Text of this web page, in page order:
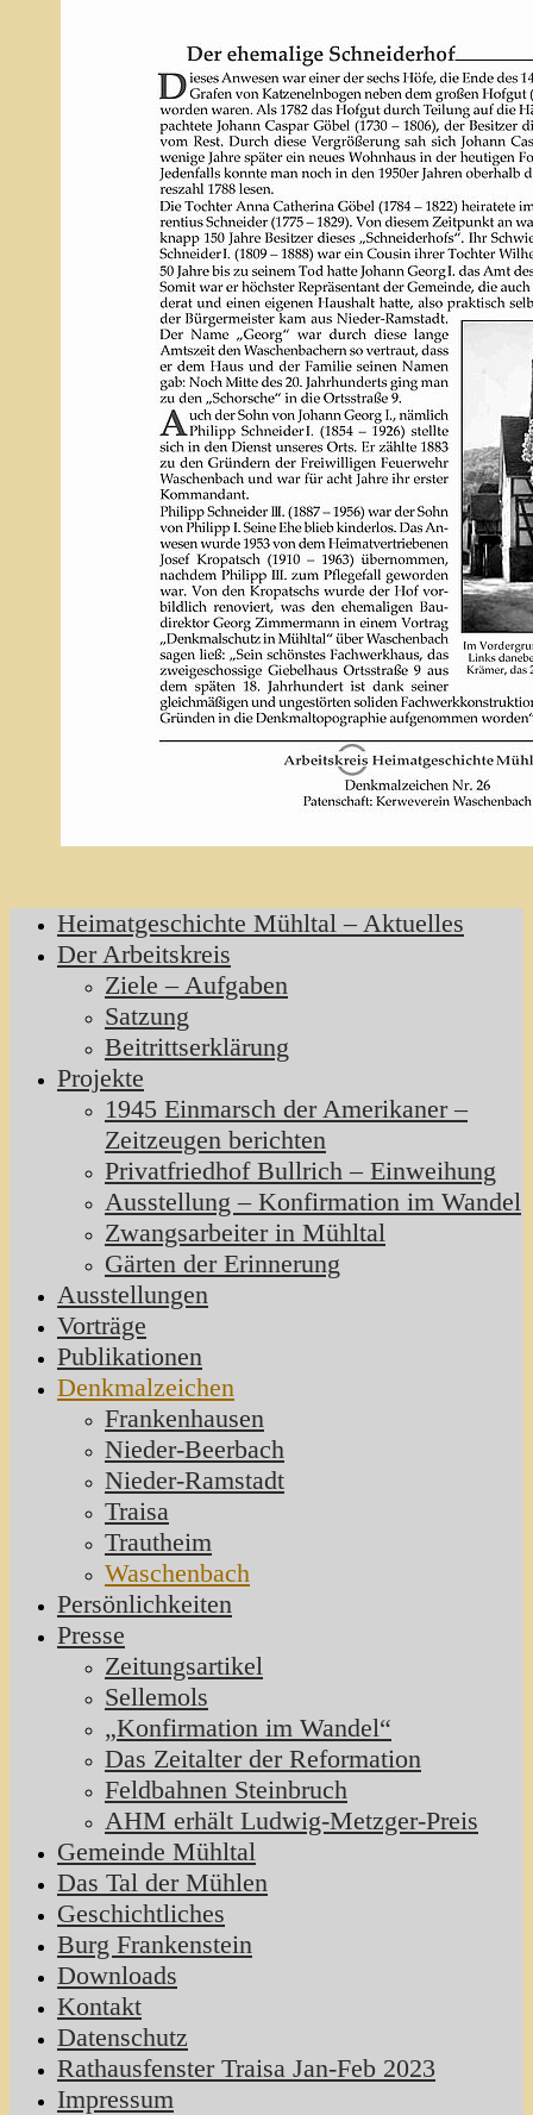
Heimatgeschichte Mühltal – Aktuelles
Der Arbeitskreis
Ziele – Aufgaben
Satzung
Beitrittserklärung
Projekte
1945 Einmarsch der Amerikaner –
Zeitzeugen berichten
Privatfriedhof Bullrich – Einweihung
Ausstellung – Konfirmation im Wandel
Zwangsarbeiter in Mühltal
Gärten der Erinnerung
Ausstellungen
Vorträge
Publikationen
Denkmalzeichen
Frankenhausen
Nieder-Beerbach
Nieder-Ramstadt
Traisa
Trautheim
Waschenbach
Persönlichkeiten
Presse
Zeitungsartikel
Sellemols
„Konfirmation im Wandel“
Das Zeitalter der Reformation
Feldbahnen Steinbruch
AHM erhält Ludwig-Metzger-Preis
Gemeinde Mühltal
Das Tal der Mühlen
Geschichtliches
Burg Frankenstein
Downloads
Kontakt
Datenschutz
Rathausfenster Traisa Jan-Feb 2023
Impressum